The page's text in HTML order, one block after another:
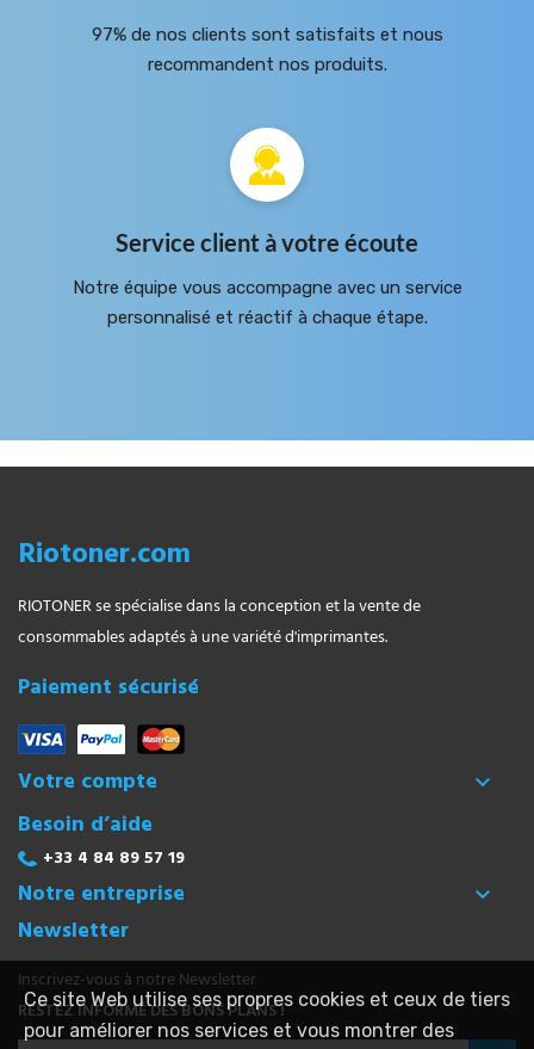
Ce site Web utilise ses propres cookies et ceux de tiers
pour améliorer nos services et vous montrer des
97% de nos clients sont satisfaits et nous
recommandent nos produits.
Service client à votre écoute
Notre équipe vous accompagne avec un service
personnalisé et réactif à chaque étape.
Riotoner.com
RIOTONER se spécialise dans la conception et la vente de
consommables adaptés à une variété d'imprimantes.
Paiement sécurisé
Votre compte 
Besoin d’aide
+33 4 84 89 57 19
Notre entreprise 
Newsletter
Inscrivez-vous à notre Newsletter
RESTEZ INFORMÉ DES BONS PLANS !